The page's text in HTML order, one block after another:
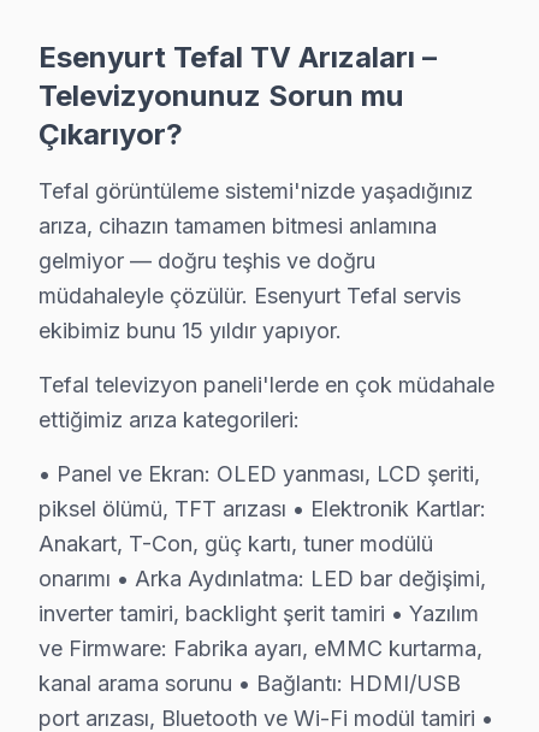
Pınar'da Tefal TV Servisi
Pınar Mahallesi, geniş ailelerin yoğun olarak
Piri Reis Mahallesi, genellikle orta gelir grubuna
Saadetdere'de Tefal TV Servisi
Saadetdere Mahallesi, her yaştan bireyin barındığı
Selahaddin Eyyubi Mahallesi, çeşitli yaş gruplarına
Sultaniye'de Tefal TV Servisi
Sultaniye Mahallesi, genç ve dinamik bir nüfusa
Süleymaniye'de Tefal TV Servisi
Süleymaniye Mahallesi, hem genç hem de yaşlı
Şehitler'de Tefal TV Servisi
Şehitler Mahallesi, kozmopolit bir yapıya sahip
Esenyurt Tefal TV Arızaları –
Televizyonunuz Sorun mu
Çıkarıyor?
Tefal görüntüleme sistemi'nizde yaşadığınız
arıza, cihazın tamamen bitmesi anlamına
gelmiyor — doğru teşhis ve doğru
müdahaleyle çözülür. Esenyurt Tefal servis
ekibimiz bunu 15 yıldır yapıyor.
Tefal televizyon paneli'lerde en çok müdahale
ettiğimiz arıza kategorileri:
• Panel ve Ekran: OLED yanması, LCD şeriti,
piksel ölümü, TFT arızası • Elektronik Kartlar:
Anakart, T-Con, güç kartı, tuner modülü
onarımı • Arka Aydınlatma: LED bar değişimi,
inverter tamiri, backlight şerit tamiri • Yazılım
ve Firmware: Fabrika ayarı, eMMC kurtarma,
kanal arama sorunu • Bağlantı: HDMI/USB
port arızası, Bluetooth ve Wi-Fi modül tamiri •